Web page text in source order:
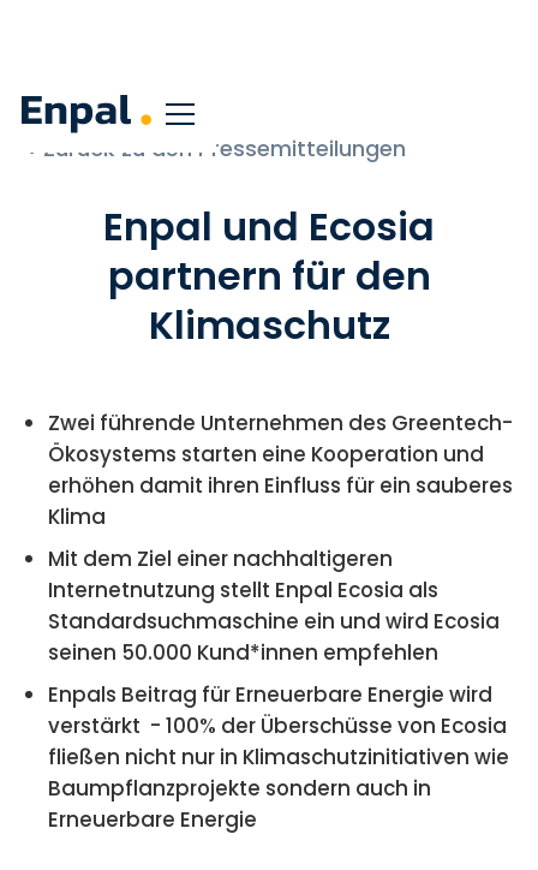
< Zurück zu den Pressemitteilungen
Enpal und Ecosia
partnern für den
Klimaschutz
Zwei führende Unternehmen des Greentech-
Ökosystems starten eine Kooperation und
erhöhen damit ihren Einfluss für ein sauberes
Klima
Mit dem Ziel einer nachhaltigeren
Internetnutzung stellt Enpal Ecosia als
Standardsuchmaschine ein und wird Ecosia
seinen 50.000 Kund*innen empfehlen
Enpals Beitrag für Erneuerbare Energie wird
verstärkt - 100% der Überschüsse von Ecosia
fließen nicht nur in Klimaschutzinitiativen wie
Baumpflanzprojekte sondern auch in
Erneuerbare Energie